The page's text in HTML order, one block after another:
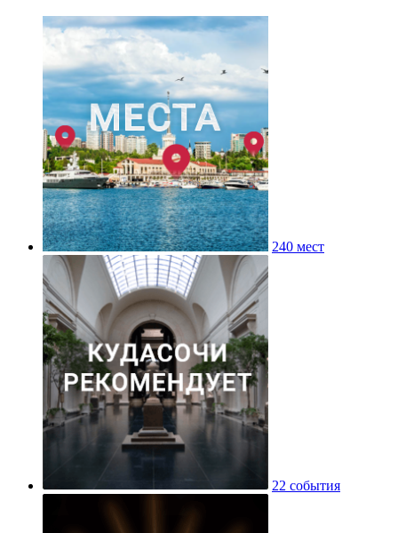
240 мест
22 события